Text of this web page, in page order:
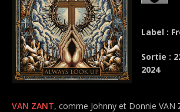
Label :
Sortie :
2024
VAN ZANT, comme Johnny et Donnie VAN